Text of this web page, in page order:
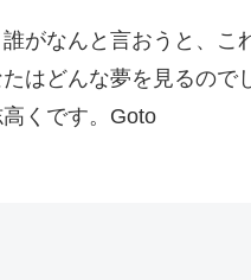
がなんと言おうと、
はどんな夢を見るの
くです。Goto